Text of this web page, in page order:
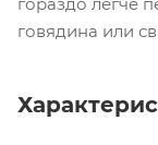
говядина или